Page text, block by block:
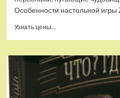
Особенности настольной игры
Узнать цены...
Настольная
игра
ZVEZDA
Андор:
Легенда